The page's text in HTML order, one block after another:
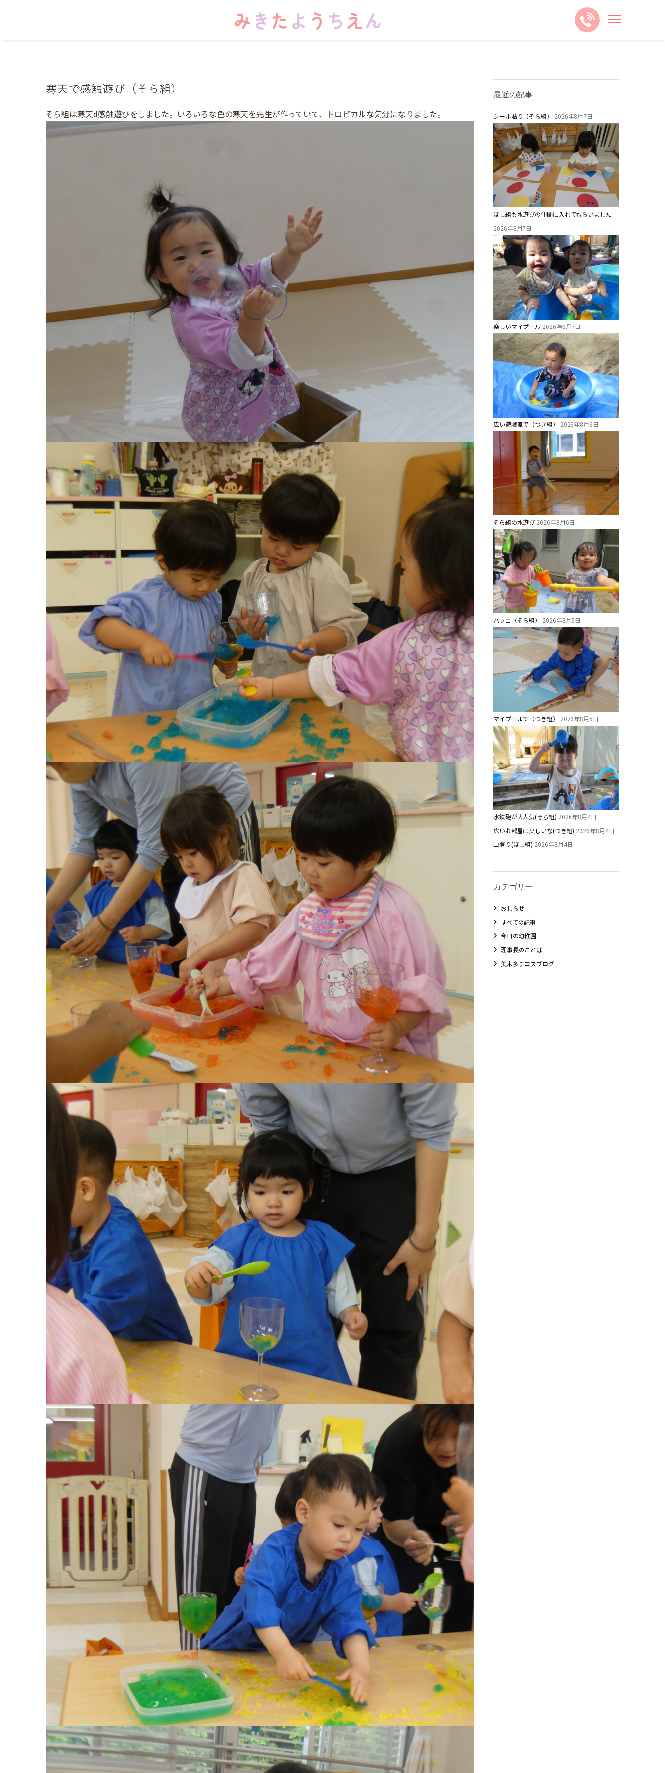
寒天で感触遊び（そら組）
そら組は寒天d感触遊びをしました。いろいろな色の寒天を先生が作っていて、トロピカルな気分になりました。
最近の記事
シール貼り（そら組） 2026年8月7日
ほし組も水遊びの仲間に入れてもらいました
2026年8月7日
楽しいマイプール 2026年8月7日
広い遊戯室で（つき組） 2026年8月6日
そら組の水遊び 2026年8月6日
パフェ（そら組） 2026年8月5日
マイプールで（つき組） 2026年8月5日
水鉄砲が大人気(そら組) 2026年8月4日
広いお部屋は楽しいな(つき組) 2026年8月4日
山登り(ほし組) 2026年8月4日
カテゴリー
おしらせ
すべての記事
今日の幼稚園
理事長のことば
美木多チコスブログ
お知らせ 今日の幼稚園 園児募集要項
教職員募集
園のこと
園舎案内
理事長のことば
教育と保育
美⽊多幼稚園の理想
園の1⽇
年間⾏事
預かり保育［ヒラソル ]
美⽊多チコス
美⽊多チコスについて
美⽊多チコスブログ
未就園児クラス
2歳児ひとり登園［ゆず組 ]
グループ施設・
関係先リンク
学校法⼈鴨⾕学園 鳳幼稚園
学校法⼈諏訪森学園 諏訪森幼稚園
⼤阪府私⽴幼稚園連盟
社会福祉法人野田福祉会